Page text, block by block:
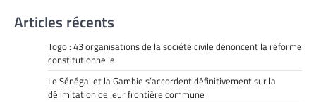
Articles récents
Togo : 43 organisations de la société civile dénoncent la réforme
constitutionnelle
Le Sénégal et la Gambie s’accordent définitivement sur la
délimitation de leur frontière commune